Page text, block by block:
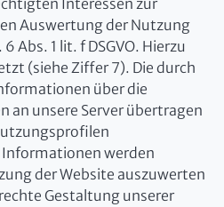
Interessen zur
Auswertung der Nutzung
Abs. 1 lit. f DSGVO. Hierzu
(siehe Ziffer 7). Die durch
über die
an unsere Server übertragen
werden
der Website auszuwerten
Gestaltung unserer